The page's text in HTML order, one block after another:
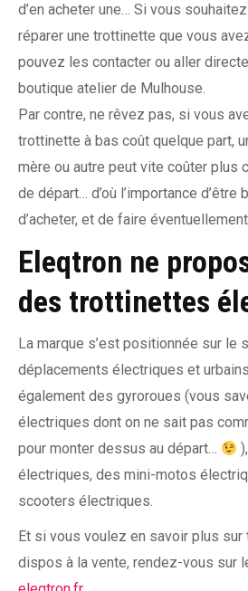
d’en acheter une… Si vous
réparer une trottinette que vous
pouvez les contacter ou aller
boutique atelier de Mulhouse.
Par contre, ne rêvez pas, si vous
trottinette à bas coût quelque part,
mère ou autre peut vite coûter plus
de départ… d’où l’importance
d’acheter, et de faire
Eleqtron ne
des trottinettes
La marque s’est positionnée sur le
déplacements électriques et
également des gyroroues (vous
électriques dont on ne sait pas
pour monter dessus au départ…
électriques, des mini-motos
scooters électriques.
Et si vous voulez en savoir plus
dispos à la vente, rendez-vous sur